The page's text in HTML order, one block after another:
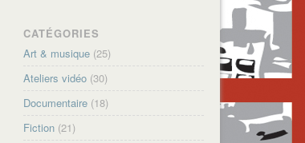
CATÉGORIES
Art & musique (25)
Ateliers vidéo (30)
Documentaire (18)
Fiction (21)